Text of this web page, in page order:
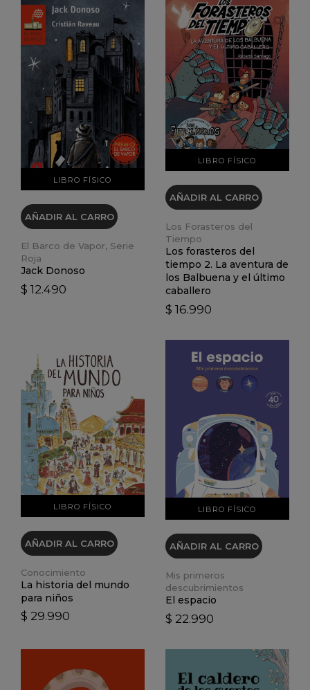
LIBRO FÍSICO
VER DETALLES
AÑADIR AL CARRO
El Barco de Vapor, Serie
Roja
Jack Donoso
$ 12.490
LIBRO FÍSICO
VER DETALLES
AÑADIR AL CARRO
Los Forasteros del
Tiempo
Los forasteros del
tiempo 2. La aventura de
los Balbuena y el último
caballero
$ 16.990
LIBRO FÍSICO
VER DETALLES
AÑADIR AL CARRO
Conocimiento
La historia del mundo
para niños
$ 29.990
LIBRO FÍSICO
VER DETALLES
AÑADIR AL CARRO
Mis primeros
descubrimientos
El espacio
$ 22.990